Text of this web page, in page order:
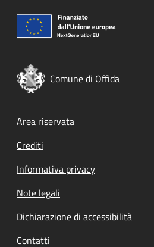
Comune di Offida
Footer menu
Area riservata
Crediti
Informativa privacy
Note legali
Dichiarazione di accessibilità
Contatti